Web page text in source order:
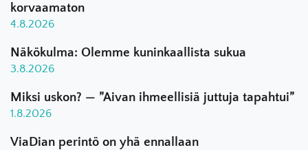
korvaamaton
4.8.2026
Näkökulma: Olemme kuninkaallista sukua
3.8.2026
Miksi uskon? — ”Aivan ihmeellisiä juttuja tapahtui”
1.8.2026
ViaDian perintö on yhä ennallaan